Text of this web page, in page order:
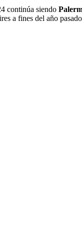
continúa siendo
a fines del año